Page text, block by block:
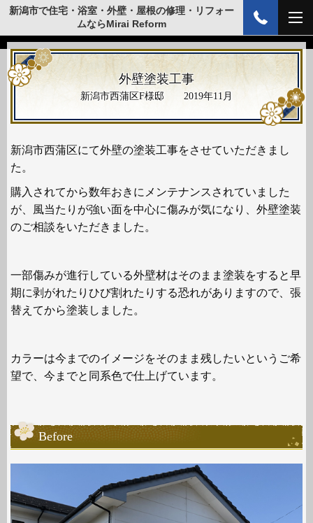
新潟市で住宅・浴室・外壁・屋根の修理・リフォー
ムならMirai Reform
外壁塗装工事
新潟市西蒲区F様邸 2019年11月
新潟市西蒲区にて外壁の塗装工事をさせていただきまし
た。
購入されてから数年おきにメンテナンスされていました
が、風当たりが強い面を中心に傷みが気になり、外壁塗装
のご相談をいただきました。
一部傷みが進行している外壁材はそのまま塗装をすると早
期に剥がれたりひび割れたりする恐れがありますので、張
替えてから塗装しました。
カラーは今までのイメージをそのまま残したいというご希
望で、今までと同系色で仕上げています。
Before